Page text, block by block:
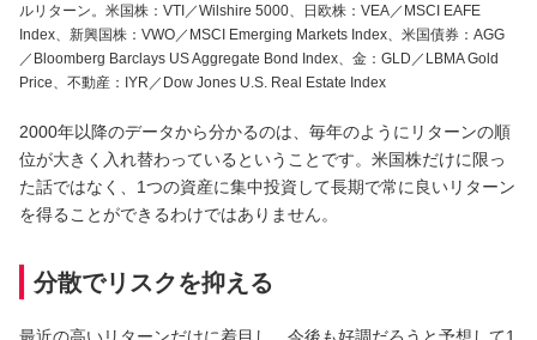
ルリターン。米国株：VTI／Wilshire 5000、日欧株：VEA／MSCI EAFE
Index、新興国株：VWO／MSCI Emerging Markets Index、米国債券：AGG
／Bloomberg Barclays US Aggregate Bond Index、金：GLD／LBMA Gold
Price、不動産：IYR／Dow Jones U.S. Real Estate Index
2000年以降のデータから分かるのは、毎年のようにリターンの順
位が大きく入れ替わっているということです。米国株だけに限っ
た話ではなく、1つの資産に集中投資して長期で常に良いリターン
を得ることができるわけではありません。
分散でリスクを抑える
最近の高いリターンだけに着目し、今後も好調だろうと予想して1